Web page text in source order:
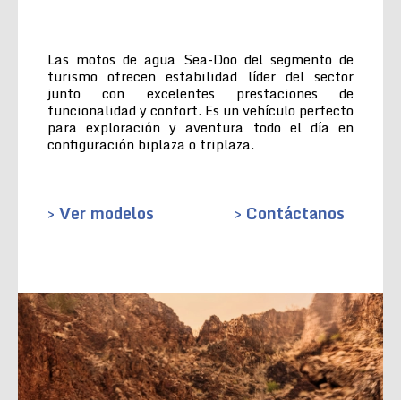
Las motos de agua Sea-Doo del segmento de
turismo ofrecen estabilidad líder del sector
junto con excelentes prestaciones de
funcionalidad y confort. Es un vehículo perfecto
para exploración y aventura todo el día en
configuración biplaza o triplaza.
> Ver modelos > Contáctanos